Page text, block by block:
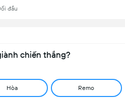
đầu
chiến thắng?
Hòa Remo